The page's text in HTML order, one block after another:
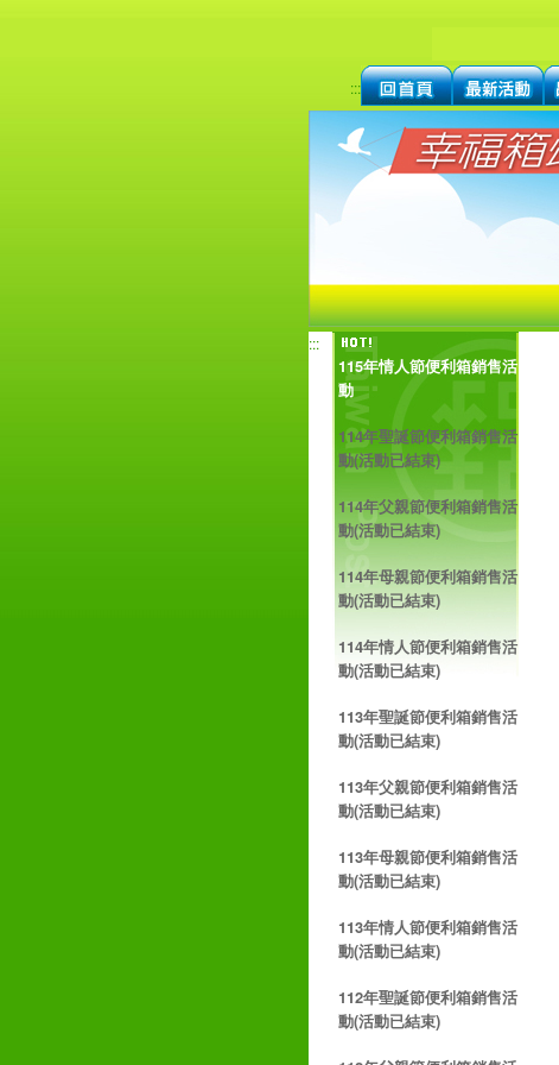
:::
:::
115年情人節便利箱銷售活
動
114年聖誕節便利箱銷售活
動(活動已結束)
114年父親節便利箱銷售活
動(活動已結束)
114年母親節便利箱銷售活
動(活動已結束)
114年情人節便利箱銷售活
動(活動已結束)
113年聖誕節便利箱銷售活
動(活動已結束)
113年父親節便利箱銷售活
動(活動已結束)
113年母親節便利箱銷售活
動(活動已結束)
113年情人節便利箱銷售活
動(活動已結束)
112年聖誕節便利箱銷售活
動(活動已結束)